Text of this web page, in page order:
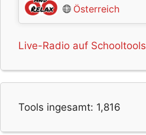
Österreich
Live-Radio auf Schooltools
Tools ingesamt: 1,816